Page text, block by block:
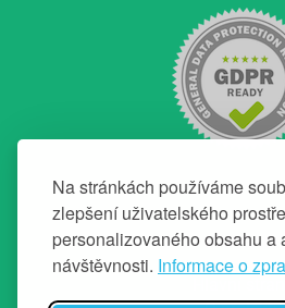
Na stránkách používáme
zlepšení uživatelského
personalizovaného obsahu a
návštěvnosti. Informace o
NAVIGACE